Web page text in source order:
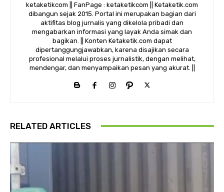
ketaketikcom || FanPage : ketaketikcom || Ketaketik.com
dibangun sejak 2015. Portal ini merupakan bagian dari
aktifitas blog jurnalis yang dikelola pribadi dan
mengabarkan informasi yang layak Anda simak dan
bagikan. || Konten Ketaketik.com dapat
dipertanggungjawabkan, karena disajikan secara
profesional melalui proses jurnalistik, dengan melihat,
mendengar, dan menyampaikan pesan yang akurat. ||
RELATED ARTICLES